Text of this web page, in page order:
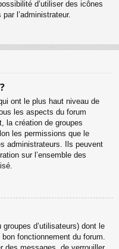
d’utiliser des icônes
l’administrateur.
ont le plus haut niveau de
les aspects du forum
la création de groupes
les permissions que le
administrateurs. Ils peuvent
sur l’ensemble des
d’utilisateurs) dont le
fonctionnement du forum.